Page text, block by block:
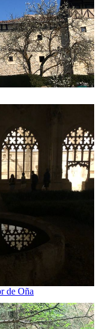
de Oña